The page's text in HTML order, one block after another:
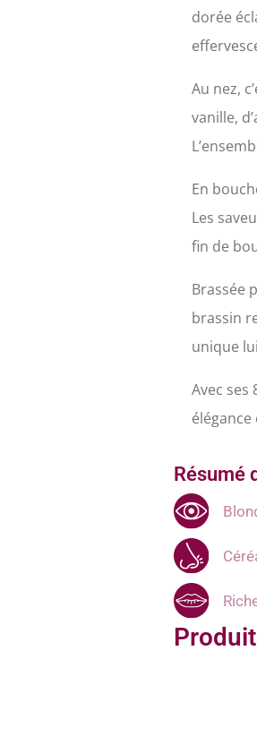
dorée
Au nez,
vanille,
En
Les
fin de
Brassée
brassin
unique
Avec
Résumé